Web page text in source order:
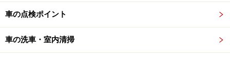
車の点検ポイント
車の洗車・室内清掃